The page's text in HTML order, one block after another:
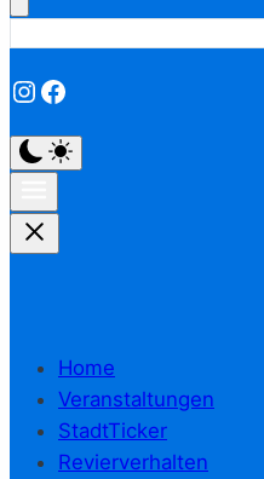
Instagram
Facebook
Home
Veranstaltungen
StadtTicker
Revierverhalten